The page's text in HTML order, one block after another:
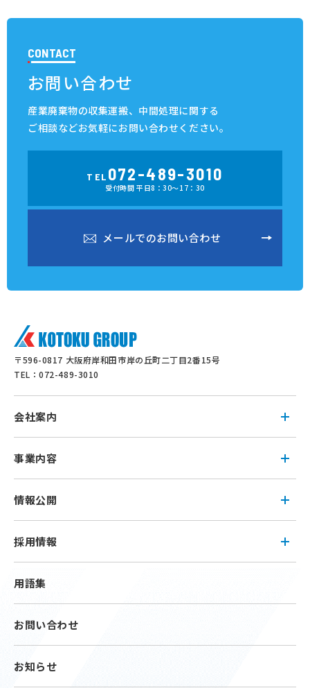
CONTACT
お問い合わせ
産業廃棄物の収集運搬、中間処理に関する
ご相談などお気軽にお問い合わせください。
TEL 072-489-3010
受付時間 平日8：30～17：30
メー ルでのお問い合わせ
〒596-0817 大阪府岸和田市岸の丘町二丁目2番15号
TEL：072-489-3010
会社案内
事業内容
情報公開
採用情報
用語集
お問い合わせ
お知らせ